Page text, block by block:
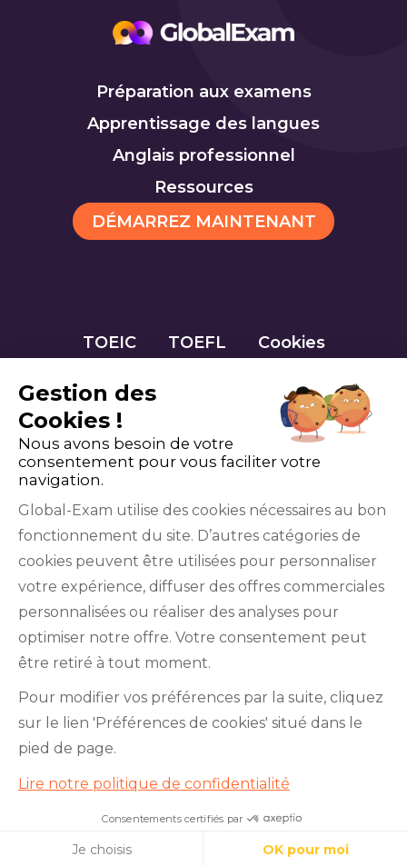
Je teste mon niveau en 10
Préparation aux examens
Apprentissage des langues
Anglais professionnel
Ressources
DÉMARREZ MAINTENANT
TOEIC TOEFL Cookies
YouTube
institutions qui gèrent les examens officiels du
BRIGHT English, de l’IELTS, du TOEFL ITP®, des
Cambridge B2 First et C1 Advanced, du TOEIC
Bridge™, du HSK®, du BRIGHT Español, du DELE,
Gestion des
Cookies !
Nous avons besoin de votre
consentement pour vous faciliter votre
navigation.
Global-Exam utilise des cookies nécessaires au bon
fonctionnement du site. D’autres catégories de
cookies peuvent être utilisées pour personnaliser
votre expérience, diffuser des offres commerciales
personnalisées ou réaliser des analyses pour
optimiser notre offre. Votre consentement peut
être retiré à tout moment.
Pour modifier vos préférences par la suite, cliquez
sur le lien 'Préférences de cookies' situé dans le
pied de page.
Lire notre politique de confidentialité
Consentements certifiés par
Je choisis OK pour moi
Cookies